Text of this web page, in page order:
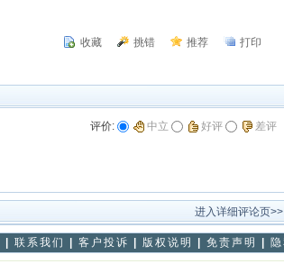
收藏 挑错 推荐 打印
评价: 中立 好评 差评
进入详细评论页>>
联系我们 客户投诉 版权说明 免责声明